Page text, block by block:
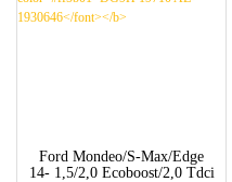
Ford Mondeo/S-Max/Edge
14- 1,5/2,0 Ecoboost/2,0 Tdci